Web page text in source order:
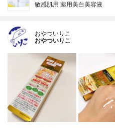
敏感肌用 薬用美白美容液
おやついりこ
おやついりこ